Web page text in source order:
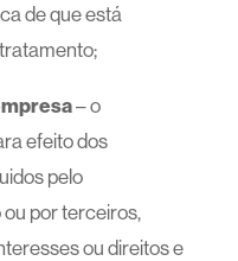
de que está
– o
efeito dos
pelo
por terceiros,
ou direitos e